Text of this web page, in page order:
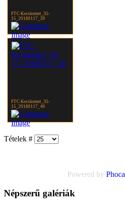
FTC-Kecskemet_35-
15_20180117_39
FTC-Kecskemet_35-
15_20180117_40
Tételek #
Powered by Phoca
Népszerű galériák